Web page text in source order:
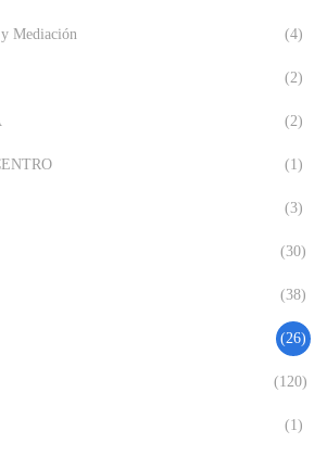
Mediación (4)
(2)
(2)
(1)
(3)
(30)
(38)
(26)
(120)
(1)